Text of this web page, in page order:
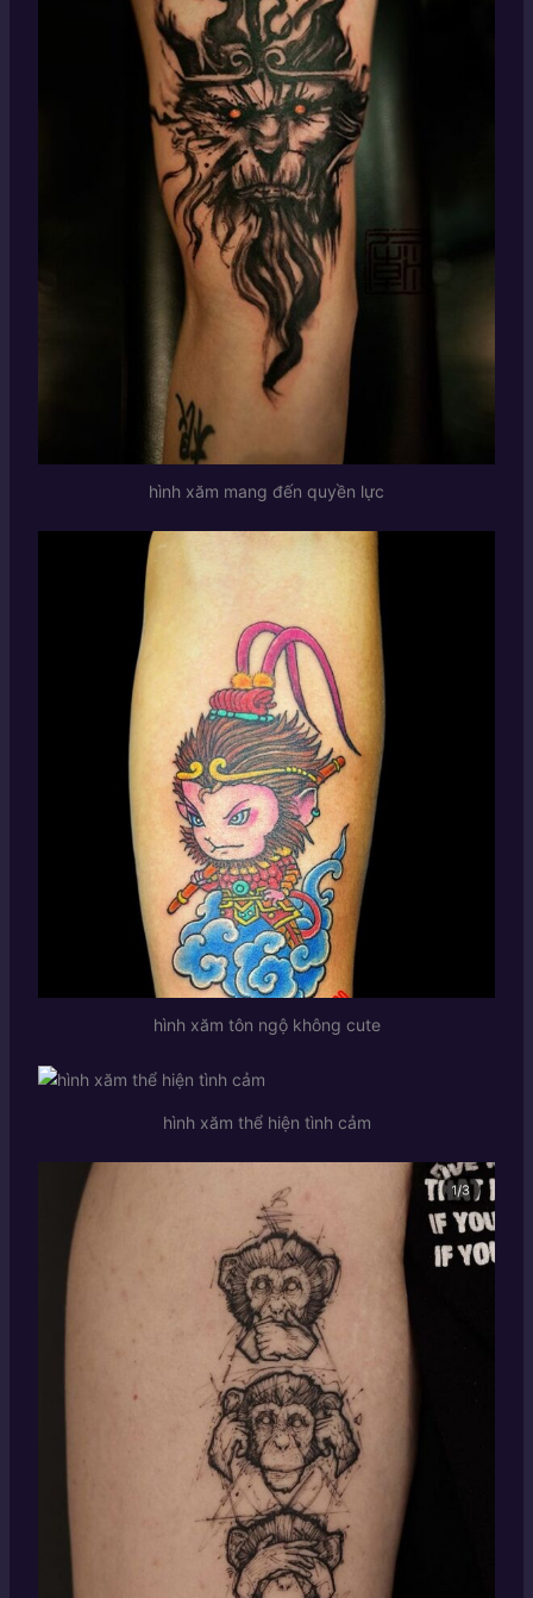
hình xăm mang đến quyền lực
hình xăm tôn ngộ không cute
hình xăm thể hiện tình cảm